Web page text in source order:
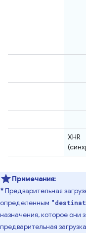
XHR
Примечания:
*Предварительная
определенным
назначения, которое
предварительная загрузка